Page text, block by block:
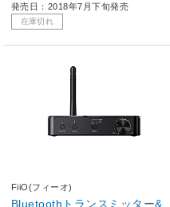
発売日：2018年7月下旬発売
在庫切れ
FiiO(フィーオ)
Bluetoothトランスミッター&